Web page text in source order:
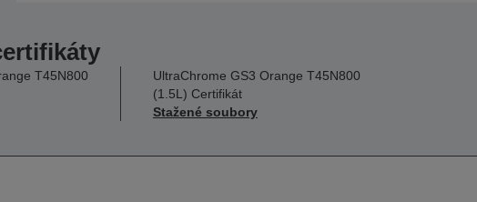
T45N800
UltraChrome GS3 Orange T45N800
(1.5L) Certifikát
Stažené soubory